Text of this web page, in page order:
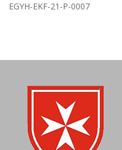
EGYH-EKF-21-P-0007